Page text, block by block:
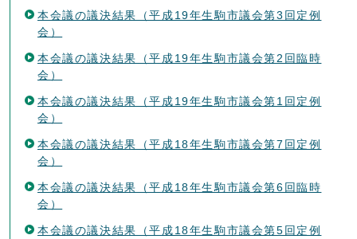
本会議の議決結果（平成19年生駒市議会第3回定例
会）
本会議の議決結果（平成19年生駒市議会第2回臨時
会）
本会議の議決結果（平成19年生駒市議会第1回定例
会）
本会議の議決結果（平成18年生駒市議会第7回定例
会）
本会議の議決結果（平成18年生駒市議会第6回臨時
会）
本会議の議決結果（平成18年生駒市議会第5回定例